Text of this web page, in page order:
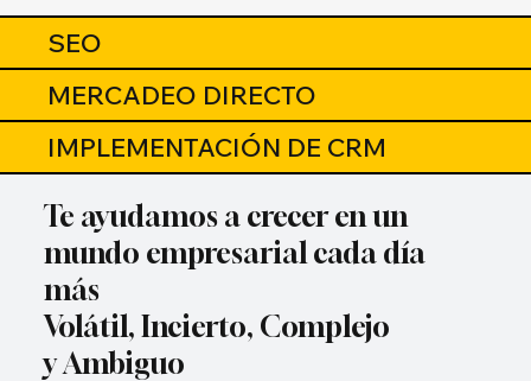
SEO
MERCADEO DIRECTO
IMPLEMENTACIÓN DE CRM
Te ayudamos a crecer en un
mundo empresarial cada día
más
Volátil, Incierto, Complejo
y Ambiguo